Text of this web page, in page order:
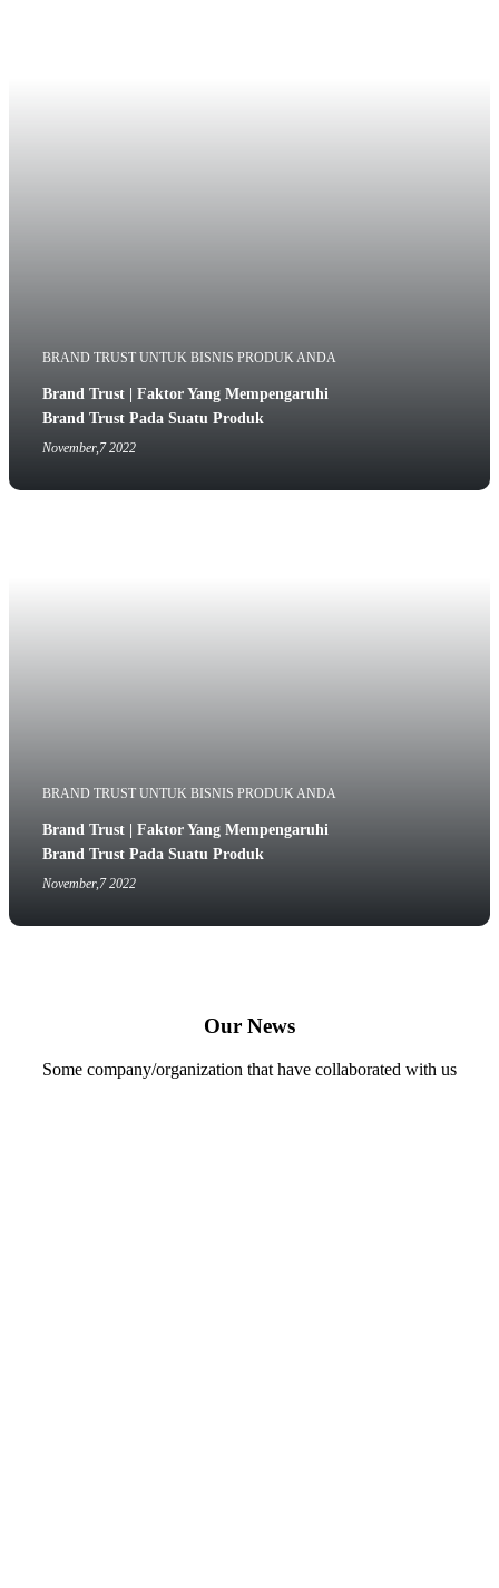
BRAND TRUST UNTUK BISNIS PRODUK ANDA
Brand Trust | Faktor Yang Mempengaruhi
Brand Trust Pada Suatu Produk
November,7 2022
BRAND TRUST UNTUK BISNIS PRODUK ANDA
Brand Trust | Faktor Yang Mempengaruhi
Brand Trust Pada Suatu Produk
November,7 2022
Our News
Some company/organization that have collaborated with us